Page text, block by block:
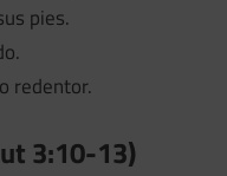
pies.
redentor.
3:10-13)